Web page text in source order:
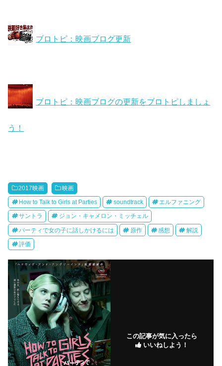
ブロトピ：映画ブログ更新
ブロトピ：映画ブログの更新をブロトピしましょ
う！
2017映画 映画
How to Talk to Girls at Parties soundtrack エルファニング
サントラ ジョン・キャメロン・ミッチェル
パーティで女の子に話しかけるには 原作 感想 解説
評価
この記事が気に入ったら
いいねしよう！